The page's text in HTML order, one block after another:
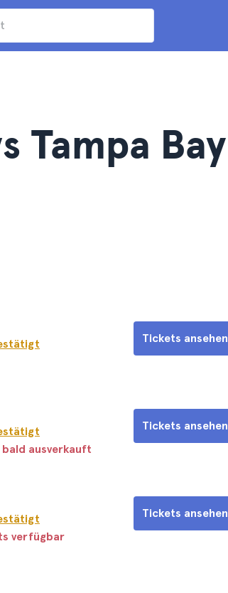
Tampa Bay
Tickets ansehen
ausverkauft
Tickets ansehen
verfügbar
Tickets ansehen